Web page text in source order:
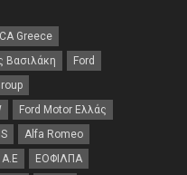
Greece
Βασιλάκη
Ford
Ford Motor Ελλάς
Alfa Romeo
Α.Ε
ΕΟΦΙΛΠΑ